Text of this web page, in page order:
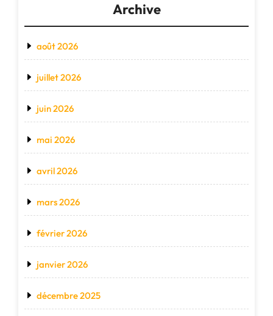
Archive
août 2026
juillet 2026
juin 2026
mai 2026
avril 2026
mars 2026
février 2026
janvier 2026
décembre 2025